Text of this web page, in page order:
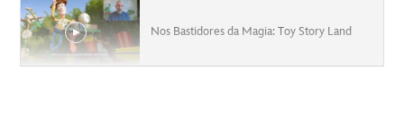
Nos Bastidores da Magia: Toy Story Land